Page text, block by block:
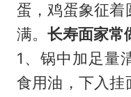
蛋，鸡蛋象征着
满。 长寿面家常
1、锅中加足量
食用油，下入挂